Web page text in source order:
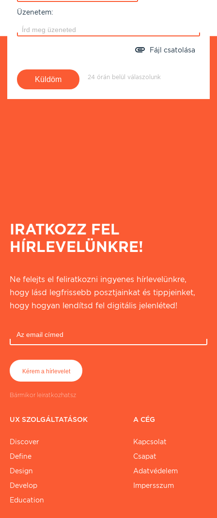
Üzenetem:
Fájl csatolása
24 órán belül válaszolunk
IRATKOZZ FEL
HÍRLEVELÜNKRE!
Ne felejts el feliratkozni ingyenes hírlevelünkre,
hogy lásd legfrissebb posztjainkat és tippjeinket,
hogy hogyan lendítsd fel digitális jelenléted!
Bármikor leiratkozhatsz
UX SZOLGÁLTATÁSOK
Discover
Define
Design
Develop
Education
A CÉG
Kapcsolat
Csapat
Adatvédelem
Impersszum